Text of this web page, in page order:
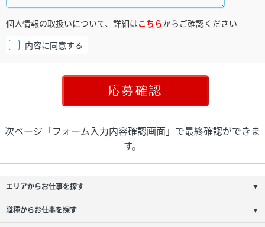
個人情報の取扱いについて、詳細はこちらからご確認ください
内容に同意する
次ページ「フォーム入力内容確認画面」で最終確認ができま
す。
エリアからお仕事を探す ▼
職種からお仕事を探す ▼